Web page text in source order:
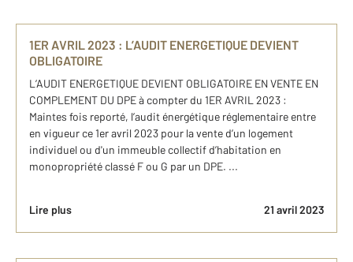
1ER AVRIL 2023 : L’AUDIT ENERGETIQUE DEVIENT
OBLIGATOIRE
L’AUDIT ENERGETIQUE DEVIENT OBLIGATOIRE EN VENTE EN
COMPLEMENT DU DPE à compter du 1ER AVRIL 2023 :
Maintes fois reporté, l’audit énergétique réglementaire entre
en vigueur ce 1er avril 2023 pour la vente d’un logement
individuel ou d'un immeuble collectif d’habitation en
monopropriété classé F ou G par un DPE. ...
Lire plus 21 avril 2023